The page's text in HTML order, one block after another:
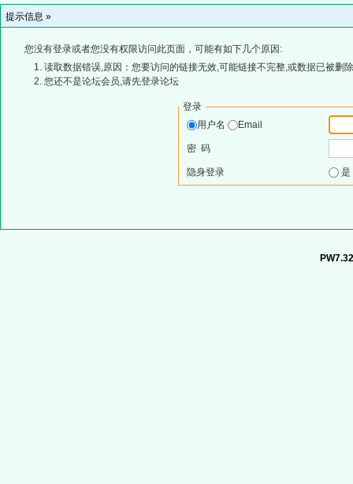
提示信息 »
您没有登录或者您没有权限访问此页面，可能有如下几个原因:
读取数据错误,原因：您要访问的链接无效,可能链接不完整,或数据已被删
您还不是论坛会员,请先登录论坛
登录
用户名
Email
密 码
隐身登录